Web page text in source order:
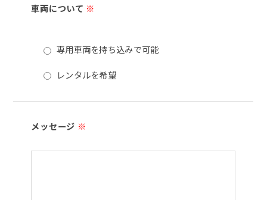
車両について ※
専用車両を持ち込みで可能
レンタルを希望
メッセージ ※